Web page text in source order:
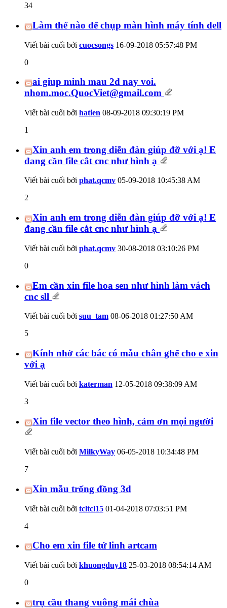
34
Làm thế nào để chụp màn hình máy tính dell
Viết bài cuối bởi cuocsongs 16-09-2018 05:57:48 PM
0
ai giup minh mau 2d nay voi.
nhom.moc.QuocViet@gmail.com
Viết bài cuối bởi hatien 08-09-2018 09:30:19 PM
1
Xin anh em trong diễn đàn giúp đỡ với ạ! E
đang cần file cắt cnc như hình ạ
Viết bài cuối bởi phat.qcmv 05-09-2018 10:45:38 AM
2
Xin anh em trong diễn đàn giúp đỡ với ạ! E
đang cần file cắt cnc như hình ạ
Viết bài cuối bởi phat.qcmv 30-08-2018 03:10:26 PM
0
Em cần xin file hoa sen như hình làm vách
cnc sll
Viết bài cuối bởi suu_tam 08-06-2018 01:27:50 AM
5
Kính nhờ các bác có mẫu chân ghế cho e xin
với ạ
Viết bài cuối bởi katerman 12-05-2018 09:38:09 AM
3
Xin file vector theo hình, cảm ơn mọi người
Viết bài cuối bởi MilkyWay 06-05-2018 10:34:48 PM
7
Xin mẫu trống đồng 3d
Viết bài cuối bởi tcltcl15 01-04-2018 07:03:51 PM
4
Cho em xin file tứ linh artcam
Viết bài cuối bởi khuongduy18 25-03-2018 08:54:14 AM
0
trụ cầu thang vuông mái chùa